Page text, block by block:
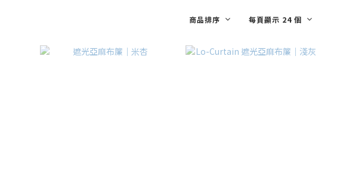
商品排序 每頁顯示 24 個